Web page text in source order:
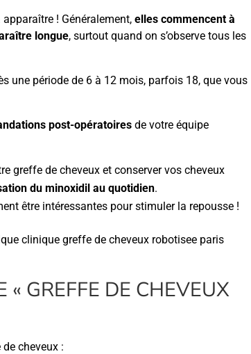
! Généralement, elles commencent à
longue, surtout quand on s’observe tous les
une période de 6 à 12 mois, parfois 18, que vous
post-opératoires de votre équipe
greffe de cheveux et conserver vos cheveux
du minoxidil au quotidien.
être intéressantes pour stimuler la repousse !
« GREFFE DE CHEVEUX
cheveux :